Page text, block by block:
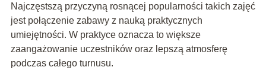
Najczęstszą przyczyną rosnącej popularności takich zajęć
jest połączenie zabawy z nauką praktycznych
umiejętności. W praktyce oznacza to większe
zaangażowanie uczestników oraz lepszą atmosferę
podczas całego turnusu.